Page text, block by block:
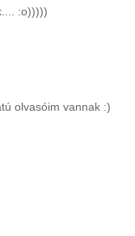
:o)))))
olvasóim vannak :)